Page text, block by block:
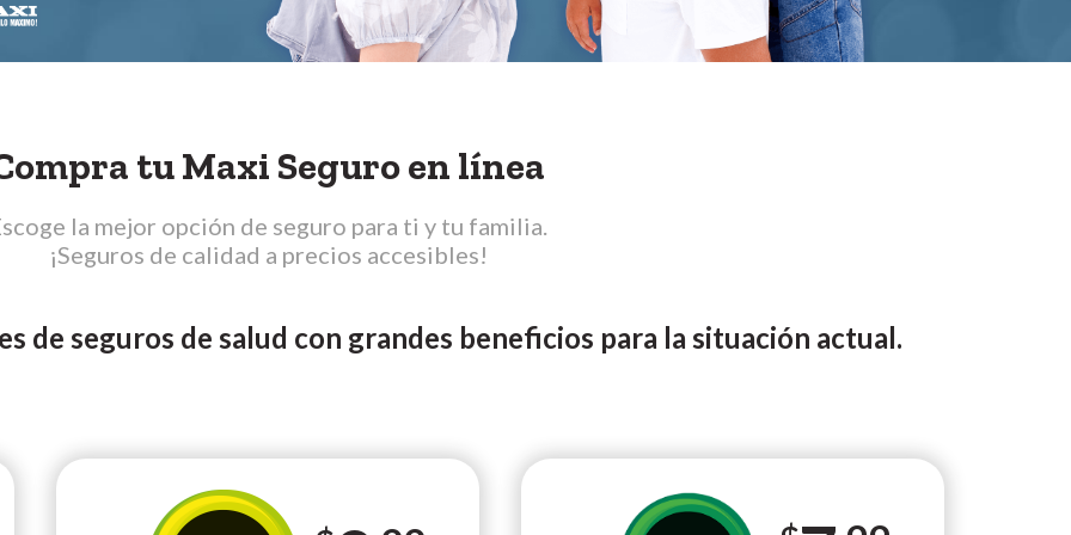
tu Maxi Seguro en línea
la mejor opción de seguro para ti y tu familia.
¡Seguros de calidad a precios accesibles!
de seguros de salud con grandes beneficios para la situación actual.